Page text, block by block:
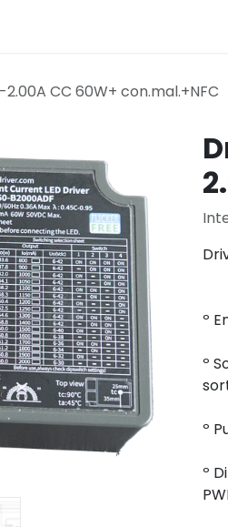
CC 60W+ con.mal.+NFC
º
º
º
º